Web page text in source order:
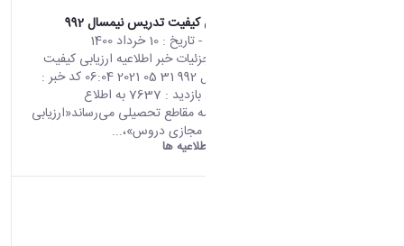
اطلاعیه ارزیابی کیفیت تدریس نیمسال 992
- تاریخ : 10 خرداد 1400
صفحه اصلی جزئیات خبر اطلاعیه ارزیابی کیفیت
تدریس نیمسال 992 31 05 2021 06:04 کد خبر :
696681 تعداد بازدید : 7637 به اطلاع
دانشجویان همه مقاطع تحصیلی می‌رساند«ارزیابی
کیفیت آموزش مجازی دروس»،...
اطلاعیه ها